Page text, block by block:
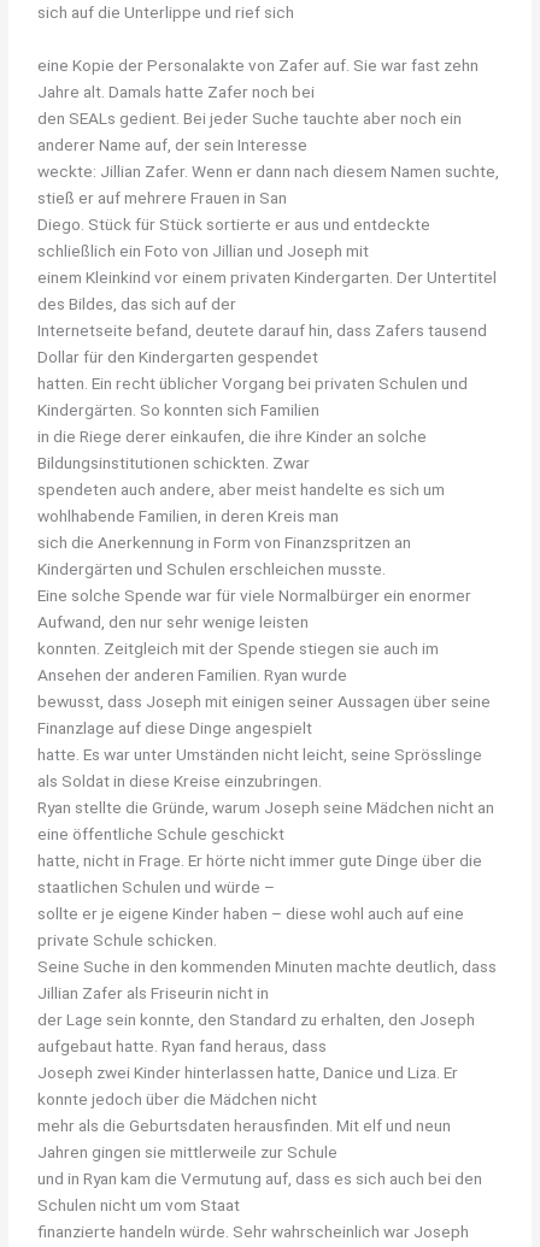
sich auf die Unterlippe und rief sich
eine Kopie der Personalakte von Zafer auf. Sie war fast zehn
Jahre alt. Damals hatte Zafer noch bei
den SEALs gedient. Bei jeder Suche tauchte aber noch ein
anderer Name auf, der sein Interesse
weckte: Jillian Zafer. Wenn er dann nach diesem Namen suchte,
stieß er auf mehrere Frauen in San
Diego. Stück für Stück sortierte er aus und entdeckte
schließlich ein Foto von Jillian und Joseph mit
einem Kleinkind vor einem privaten Kindergarten. Der Untertitel
des Bildes, das sich auf der
Internetseite befand, deutete darauf hin, dass Zafers tausend
Dollar für den Kindergarten gespendet
hatten. Ein recht üblicher Vorgang bei privaten Schulen und
Kindergärten. So konnten sich Familien
in die Riege derer einkaufen, die ihre Kinder an solche
Bildungsinstitutionen schickten. Zwar
spendeten auch andere, aber meist handelte es sich um
wohlhabende Familien, in deren Kreis man
sich die Anerkennung in Form von Finanzspritzen an
Kindergärten und Schulen erschleichen musste.
Eine solche Spende war für viele Normalbürger ein enormer
Aufwand, den nur sehr wenige leisten
konnten. Zeitgleich mit der Spende stiegen sie auch im
Ansehen der anderen Familien. Ryan wurde
bewusst, dass Joseph mit einigen seiner Aussagen über seine
Finanzlage auf diese Dinge angespielt
hatte. Es war unter Umständen nicht leicht, seine Sprösslinge
als Soldat in diese Kreise einzubringen.
Ryan stellte die Gründe, warum Joseph seine Mädchen nicht an
eine öffentliche Schule geschickt
hatte, nicht in Frage. Er hörte nicht immer gute Dinge über die
staatlichen Schulen und würde –
sollte er je eigene Kinder haben – diese wohl auch auf eine
private Schule schicken.
Seine Suche in den kommenden Minuten machte deutlich, dass
Jillian Zafer als Friseurin nicht in
der Lage sein konnte, den Standard zu erhalten, den Joseph
aufgebaut hatte. Ryan fand heraus, dass
Joseph zwei Kinder hinterlassen hatte, Danice und Liza. Er
konnte jedoch über die Mädchen nicht
mehr als die Geburtsdaten herausfinden. Mit elf und neun
Jahren gingen sie mittlerweile zur Schule
und in Ryan kam die Vermutung auf, dass es sich auch bei den
Schulen nicht um vom Staat
finanzierte handeln würde. Sehrwahrscheinlich war Joseph